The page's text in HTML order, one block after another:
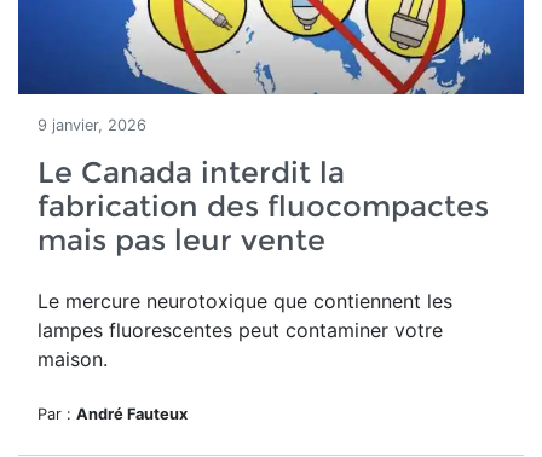
9 janvier, 2026
Le Canada interdit la
fabrication des fluocompactes
mais pas leur vente
Le mercure neurotoxique que contiennent les
lampes fluorescentes peut contaminer votre
maison.
Par : André Fauteux